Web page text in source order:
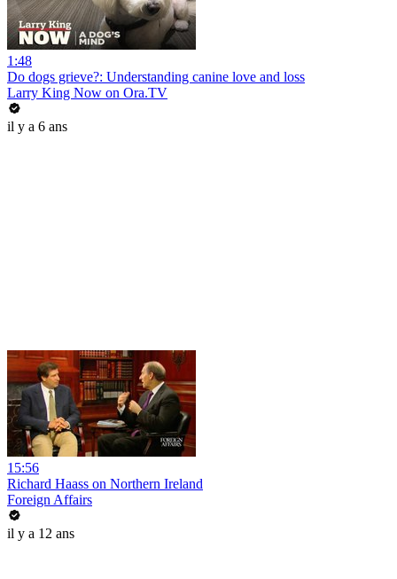
1:48
Do dogs grieve?: Understanding canine love and loss
Larry King Now on Ora.TV
il y a 6 ans
15:56
Richard Haass on Northern Ireland
Foreign Affairs
il y a 12 ans